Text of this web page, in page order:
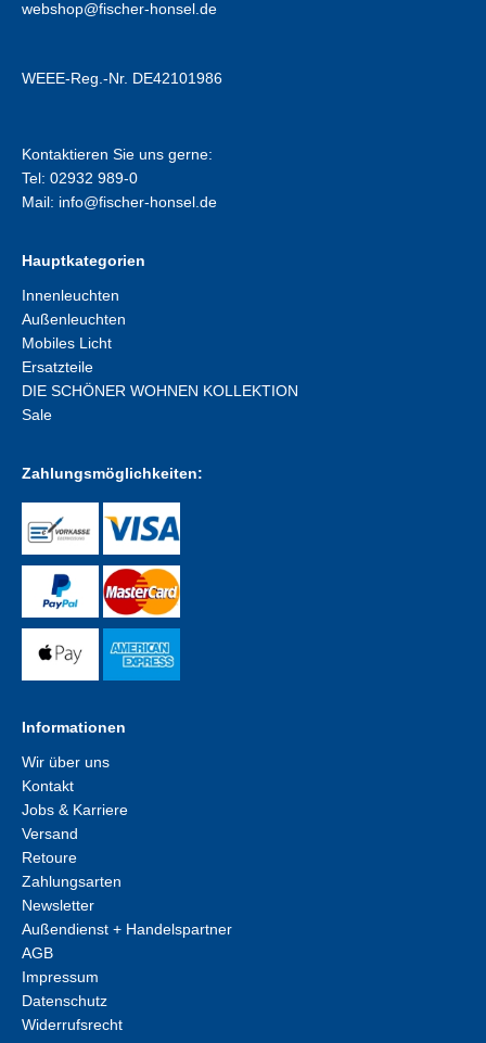
webshop@fischer-honsel.de
WEEE-Reg.-Nr. DE42101986
Kontaktieren Sie uns gerne:
Tel: 02932 989-0
Mail: info@fischer-honsel.de
Hauptkategorien
Innenleuchten
Außenleuchten
Mobiles Licht
Ersatzteile
DIE SCHÖNER WOHNEN KOLLEKTION
Sale
Zahlungsmöglichkeiten:
Informationen
Wir über uns
Kontakt
Jobs & Karriere
Versand
Retoure
Zahlungsarten
Newsletter
Außendienst + Handelspartner
AGB
Impressum
Datenschutz
Widerrufsrecht